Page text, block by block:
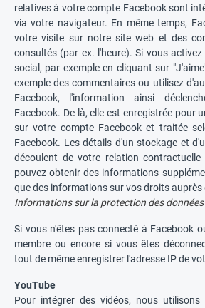
relatives à votre compte Facebook sont
via votre navigateur. En même temps,
votre visite sur notre site web et des
consultés (par ex. l'heure). Si vous
social, par exemple en cliquant sur
exemple des commentaires ou utilisez
Facebook, l'information ainsi
Facebook. De là, elle est enregistrée pour
sur votre compte Facebook et traitée
Facebook. Les détails d'un stockage et
découlent de votre relation contractuelle
pouvez obtenir des informations
que des informations sur vos droits auprès
Informations sur la protection des
Si vous n'êtes pas connecté à Facebook
membre ou encore si vous êtes
tout de même enregistrer l'adresse IP de
YouTube
Pour intégrer des vidéos, nous